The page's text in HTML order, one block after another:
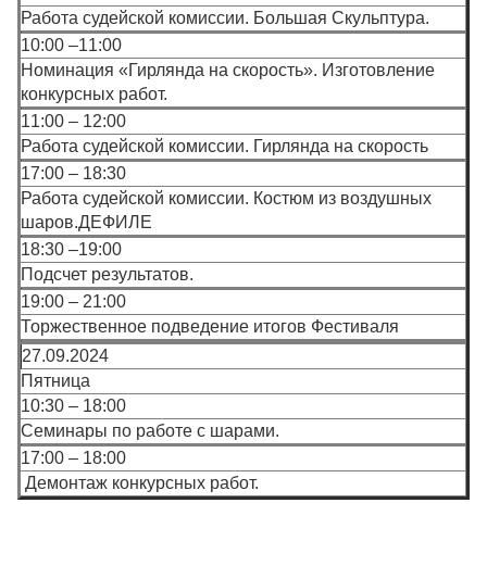
Работа судейской комиссии. Большая Скульптура.
10:00 –11:00
Номинация «Гирлянда на скорость». Изготовление
конкурсных работ.
11:00 – 12:00
Работа судейской комиссии. Гирлянда на скорость
17:00 – 18:30
Работа судейской комиссии. Костюм из воздушных
шаров.ДЕФИЛЕ
18:30 –19:00
Подсчет результатов.
19:00 – 21:00
Торжественное подведение итогов Фестиваля
27.09.2024
Пятница
10:30 – 18:00
Семинары по работе с шарами.
17:00 – 18:00
Демонтаж конкурсных работ.